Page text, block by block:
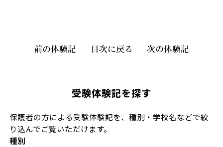
受験体験記を探す
保護者の方による受験体験記を、種別・学校名などで絞
り込んでご覧いただけます。
種別
前の体験記 目次に戻る 次の体験記